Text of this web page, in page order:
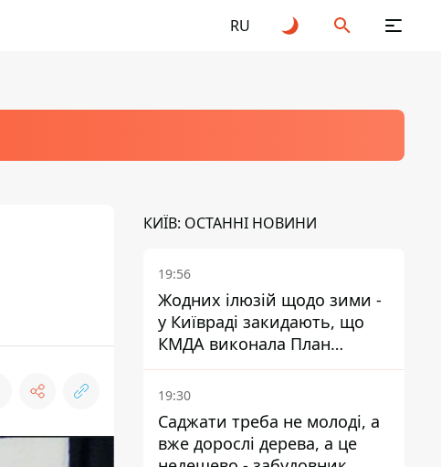
RU
КИЇВ: ОСТАННІ НОВИНИ
19:56
Жодних ілюзій щодо зими -
у Київраді закидають, що
КМДА виконала План
стійкості на 20%
19:30
Саджати треба не молоді, а
вже дорослі дерева, а це